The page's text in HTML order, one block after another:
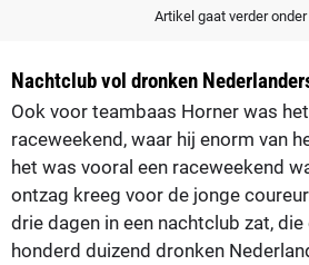
Artikel gaat verder
Nachtclub vol dronken
Ook voor teambaas Horner was
raceweekend, waar hij enorm van
het was vooral een raceweekend
ontzag kreeg voor de jonge
drie dagen in een nachtclub zat,
honderd duizend dronken